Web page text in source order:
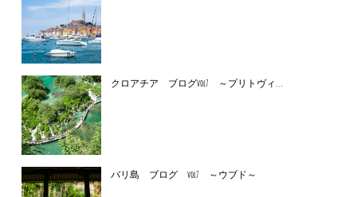
クロアチア ブログvol7 ～プリトヴィ...
バリ島 ブログ vol7 ～ウブド～